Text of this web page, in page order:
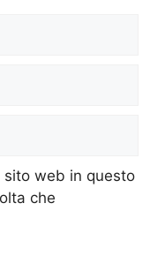
sito web in questo
che